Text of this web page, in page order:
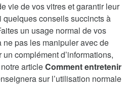
vie de vos vitres et garantir leur
conseils succincts à
un usage normal de vos
pas les manipuler avec de
complément d’informations,
articleComment entretenir
sur l’utilisation normale